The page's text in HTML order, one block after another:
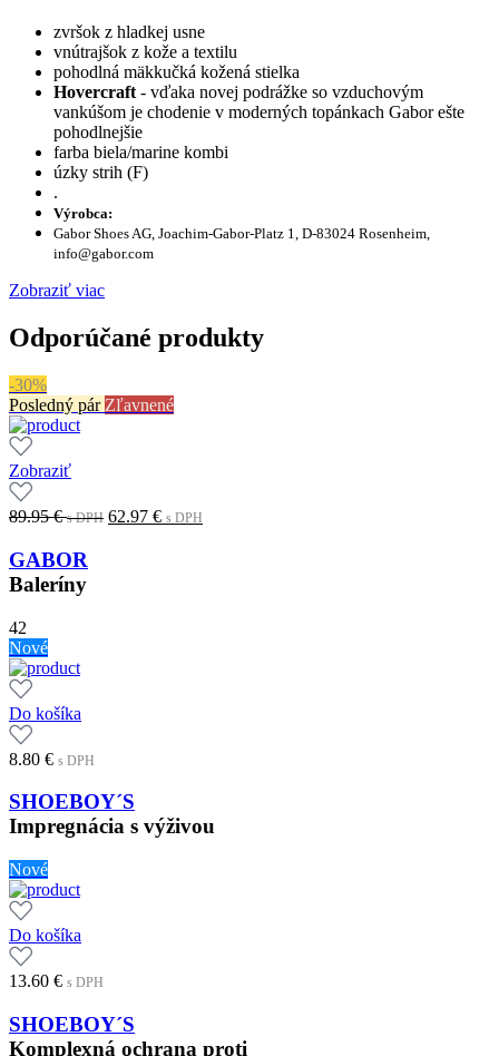
zvršok z hladkej usne
vnútrajšok z kože a textilu
pohodlná mäkkučká kožená stielka
Hovercraft - vďaka novej podrážke so vzduchovým
vankúšom je chodenie v moderných topánkach Gabor ešte
pohodlnejšie
farba biela/marine kombi
úzky strih (F)
.
Výrobca:
Gabor Shoes AG, Joachim-Gabor-Platz 1, D-83024 Rosenheim,
info@gabor.com
Zobraziť viac
Odporúčané produkty
-30%
Posledný pár Zľavnené
Zobraziť
89.95€s DPH Original
62.97 € s DPH
GABOR
Baleríny
42
Nové
Do košíka
8.80 € s DPH
SHOEBOY´S
Impregnácia s výživou
Nové
Do košíka
13.60 € s DPH
SHOEBOY´S
Komplexná ochrana proti